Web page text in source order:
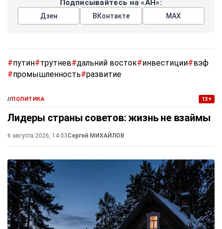
Подписывайтесь на «АН»:
Дзен ВКонтакте МАХ
#путин#трутнев#дальний восток#инвестиции#вэф
#промышленность#развитие
//ПОЛИТИКА 13+
Лидеры страны советов: жизнь не взаймы
6 августа 2026, 14:03Сергей МИХАЙЛОВ